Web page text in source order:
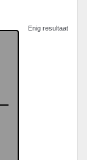
Enig resultaat